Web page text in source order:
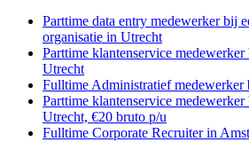
Parttime data entry medewerker bij
organisatie in Utrecht
Parttime klantenservice
Utrecht
Fulltime Administratief medewerker
Parttime klantenservice
Utrecht, €20 bruto p/u
Fulltime Corporate Recruiter in